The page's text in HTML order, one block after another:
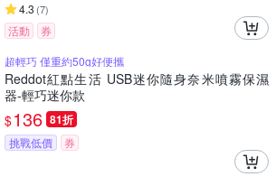
4.3 (7)
活動
券
超輕巧 僅重約50g好便攜
Reddot紅點生活 USB迷你隨身奈米噴霧保濕
器-輕巧迷你款
$136 81折
挑戰低價 券